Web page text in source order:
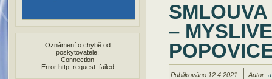
Oznámení o chybě od
poskytovatele:
Connection
Error:http_request_failed
–
Publikováno 12.4.2021 Autor: